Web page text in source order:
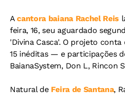
Acantora baiana Rachel Reis
feira, 16, seu aguardado
'Divina Casca'. O projeto
15 inéditas — e participações
BaianaSystem, Don L, Rincon
Natural de Feira de Santana,